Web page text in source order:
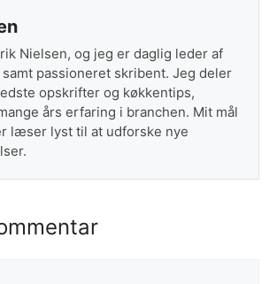
Nielsen, og jeg er daglig leder af
passioneret skribent. Jeg deler
opskrifter og køkkentips,
års erfaring i branchen. Mit mål
læser lyst til at udforske nye